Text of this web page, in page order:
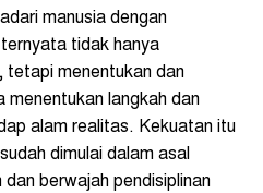
manusia dengan
tidak hanya
tetapi menentukan dan
langkah dan
alam realitas. Kekuatan itu
dimulai dalam asal
berwajah pendisiplinan